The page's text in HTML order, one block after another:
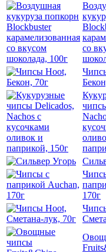
со
170г